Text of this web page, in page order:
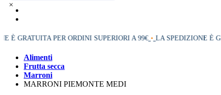
×
È GRATUITA PER ORDINI SUPERIORI A 99€ • LA SPEDIZIONE È
Alimenti
Frutta secca
Marroni
MARRONI PIEMONTE MEDI